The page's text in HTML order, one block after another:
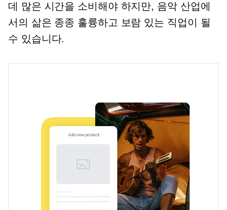
데 많은 시간을 소비해야 하지만, 음악 산업에
서의 삶은 종종 훌륭하고 보람 있는 직업이 될
수 있습니다.